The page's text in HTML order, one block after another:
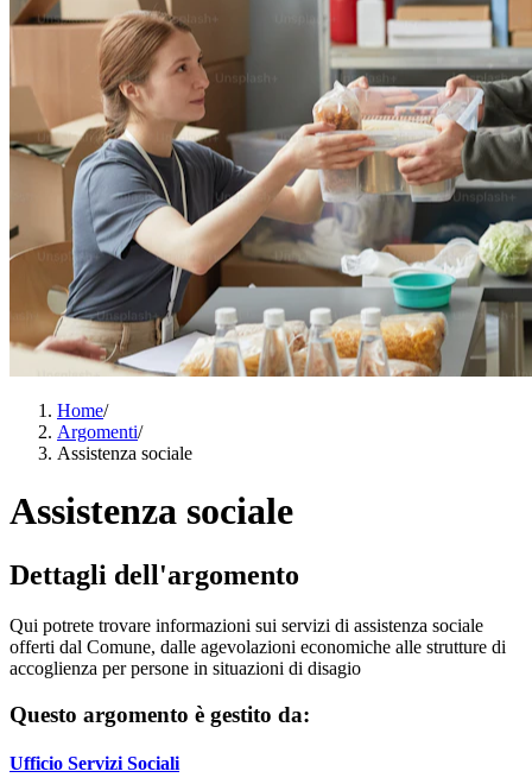
Home/
Argomenti/
Assistenza sociale
Assistenza sociale
Dettagli dell'argomento
Qui potrete trovare informazioni sui servizi di assistenza sociale
offerti dal Comune, dalle agevolazioni economiche alle strutture di
accoglienza per persone in situazioni di disagio
Questo argomento è gestito da:
Ufficio Servizi Sociali